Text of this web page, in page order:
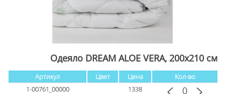
Одеяло DREAM ALOE VERA, 200x210 см
Артикул Цвет Цена
Кол-во
1-00761_00000
1338